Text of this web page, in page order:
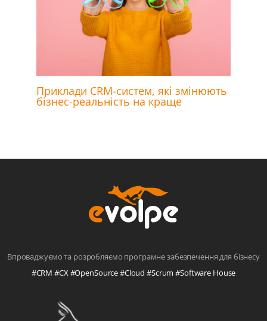
Приклади CRM-систем, які змінюють
бізнес-реальність на краще
Впроваджуємо та розробляємо програмне забезпечення для бізнесу
#CRM #CX #OpenSource #Cloud #Scrum #Software House